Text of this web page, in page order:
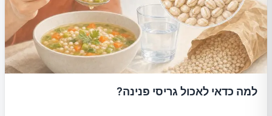
למה כדאי לאכול גריסי פנינה?